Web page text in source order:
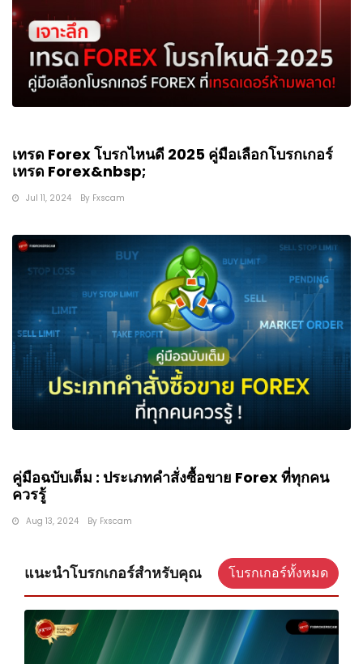
เทรด Forex โบรกไหนดี 2025 คู่มือเลือกโบรกเกอร์
เทรด Forex&nbsp;
Jul 11, 2024 By Fxscam
คู่มือฉบับเต็ม : ประเภทคำสั่งซื้อขาย Forex ที่ทุกคน
ควรรู้
Aug 13, 2024 By Fxscam
แนะนำโบรกเกอร์สำหรับคุณ โบรกเกอร์ทั้งหมด